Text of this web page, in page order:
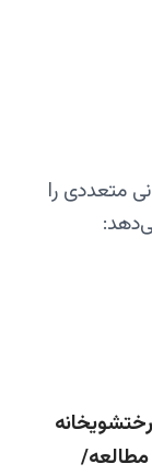
متعددی را
مطالعه/